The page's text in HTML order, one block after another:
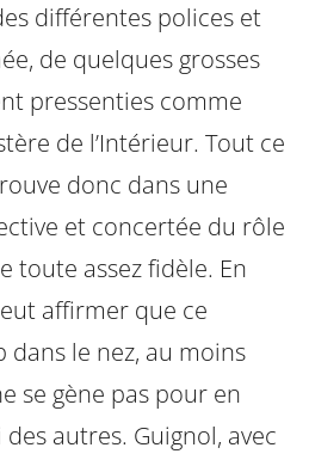
différentes polices et
de quelques grosses
pressenties comme
de l’Intérieur. Tout ce
donc dans une
et concertée du rôle
toute assez fidèle. En
affirmer que ce
le nez, au moins
se gène pas pour en
autres. Guignol, avec